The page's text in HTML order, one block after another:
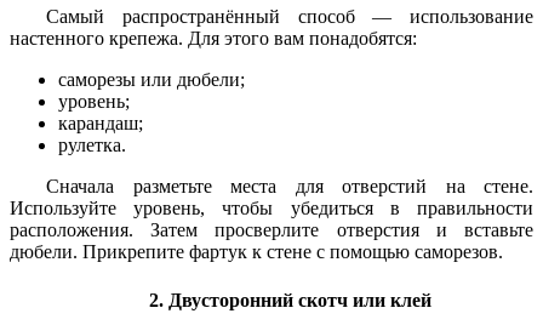
Самый распространённый способ — использование
настенного крепежа. Для этого вам понадобятся:
саморезы или дюбели;
уровень;
карандаш;
рулетка.
Сначала разметьте места для отверстий на стене.
Используйте уровень, чтобы убедиться в правильности
расположения. Затем просверлите отверстия и вставьте
дюбели. Прикрепите фартук к стене с помощью саморезов.
2. Двусторонний скотч или клей